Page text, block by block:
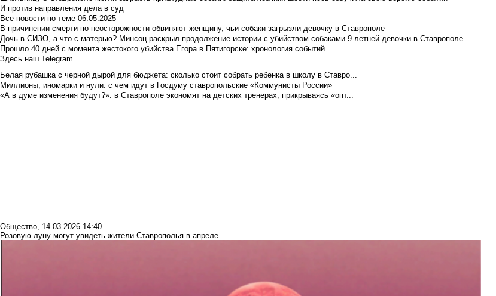
И против направления дела в суд
Все новости по теме 06.05.2025
В причинении смерти по неосторожности обвиняют женщину, чьи собаки загрызли девочку в Ставрополе
Дочь в СИЗО, а что с матерью? Минсоц раскрыл продолжение истории с убийством собаками 9-летней девочки в Ставрополе
Прошло 40 дней с момента жестокого убийства Егора в Пятигорске: хронология событий
Здесь наш Telegram
Белая рубашка с черной дырой для бюджета: сколько стоит собрать ребенка в школу в Ставро...
Миллионы, иномарки и нули: с чем идут в Госдуму ставропольские «Коммунисты России»
«А в думе изменения будут?»: в Ставрополе экономят на детских тренерах, прикрываясь «опт...
Общество, 14.03.2026 14:40
Розовую луну могут увидеть жители Ставрополья в апреле